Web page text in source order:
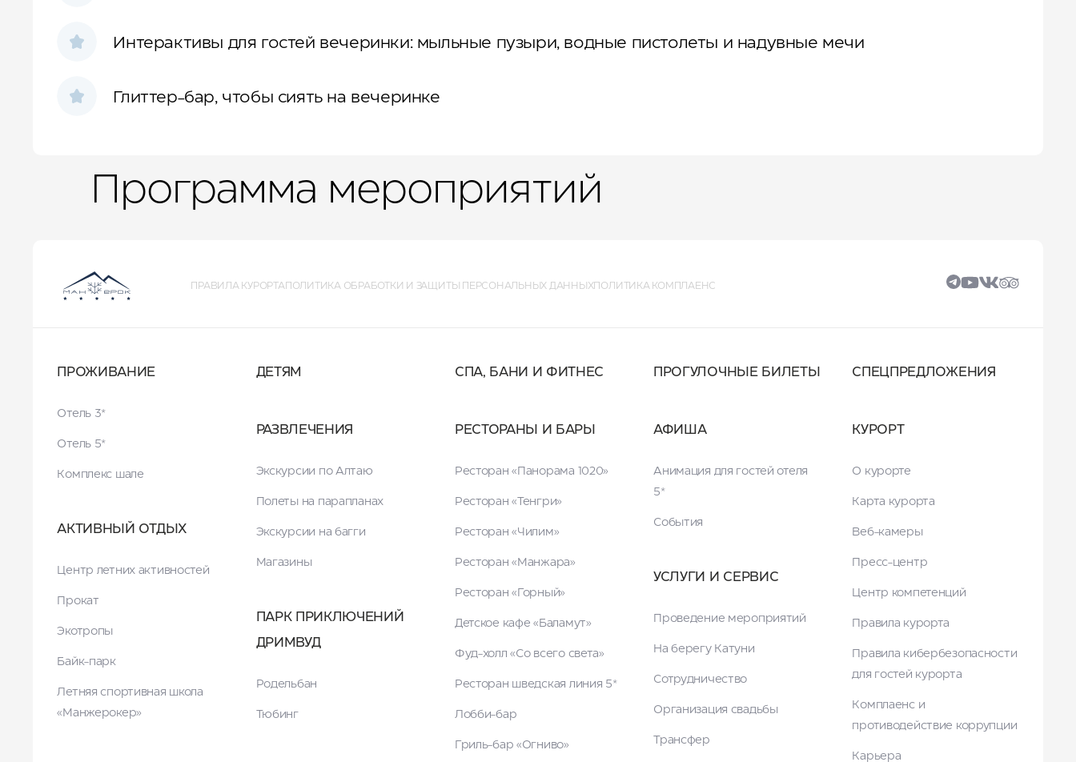
Интерактивы для гостей вечеринки: мыльные пузыри, водные пистолеты и надувные мечи
Глиттер-бар, чтобы сиять на вечеринке
Программа мероприятий
ПРАВИЛА КУРОРТА ПОЛИТИКА ОБРАБОТКИ И ЗАЩИТЫ ПЕРСОНАЛЬНЫХ ДАННЫХ ПОЛИТИКА КОМПЛАЕНС
ПРОЖИВАНИЕ
Отель 3*
Отель 5*
Комплекс шале
АКТИВНЫЙ ОТДЫХ
Центр летних активностей
Прокат
Экотропы
Байк-парк
Летняя спортивная школа
«Манжерокер»
ДЕТЯМ
РАЗВЛЕЧЕНИЯ
Экскурсии по Алтаю
Полеты на парапланах
Экскурсии на багги
Магазины
ПАРК ПРИКЛЮЧЕНИЙ
ДРИМВУД
Родельбан
Тюбинг
СПА, БАНИ И ФИТНЕС
РЕСТОРАНЫ И БАРЫ
Ресторан «Панорама 1020»
Ресторан «Тенгри»
Ресторан «Чилим»
Ресторан «Манжара»
Ресторан «Горный»
Детское кафе «Баламут»
Фуд-холл «Со всего света»
Ресторан шведская линия 5*
Лобби-бар
Гриль-бар «Огниво»
ПРОГУЛОЧНЫЕ БИЛЕТЫ
АФИША
Анимация для гостей отеля
5*
События
УСЛУГИ И СЕРВИС
Проведение мероприятий
На берегу Катуни
Сотрудничество
Организация свадьбы
Трансфер
СПЕЦПРЕДЛОЖЕНИЯ
КУРОРТ
О курорте
Карта курорта
Веб-камеры
Пресс-центр
Центр компетенций
Правила курорта
Правила кибербезопасности
для гостей курорта
Комплаенс и
противодействие коррупции
Карьера